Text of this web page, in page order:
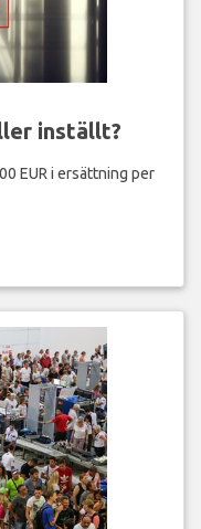
inställt?
EUR i ersättning per